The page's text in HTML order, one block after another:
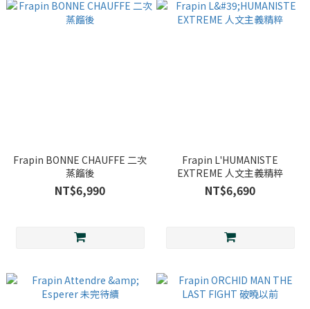
Frapin BONNE CHAUFFE 二次
蒸餾後
NT$6,990
Frapin L'HUMANISTE
EXTREME 人文主義精粹
NT$6,690